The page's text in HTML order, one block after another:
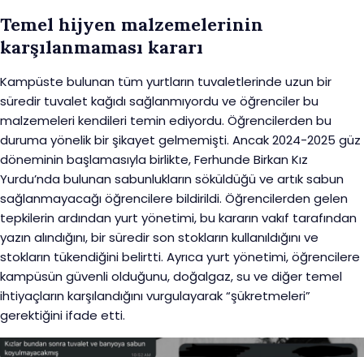
Temel hijyen malzemelerinin
karşılanmaması kararı
Kampüste bulunan tüm yurtların tuvaletlerinde uzun bir
süredir tuvalet kağıdı sağlanmıyordu ve öğrenciler bu
malzemeleri kendileri temin ediyordu. Öğrencilerden bu
duruma yönelik bir şikayet gelmemişti. Ancak 2024-2025 güz
döneminin başlamasıyla birlikte, Ferhunde Birkan Kız
Yurdu’nda bulunan sabunlukların söküldüğü ve artık sabun
sağlanmayacağı öğrencilere bildirildi. Öğrencilerden gelen
tepkilerin ardından yurt yönetimi, bu kararın vakıf tarafından
yazın alındığını, bir süredir son stokların kullanıldığını ve
stokların tükendiğini belirtti. Ayrıca yurt yönetimi, öğrencilere
kampüsün güvenli olduğunu, doğalgaz, su ve diğer temel
ihtiyaçların karşılandığını vurgulayarak “şükretmeleri”
gerektiğini ifade etti.